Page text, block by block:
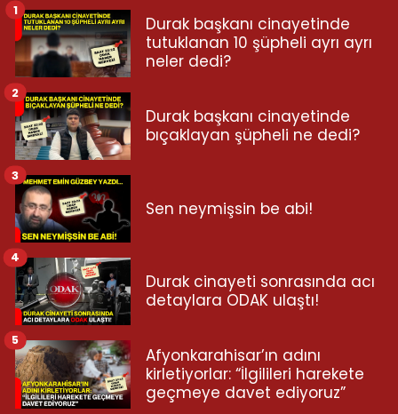
Durak başkanı cinayetinde
tutuklanan 10 şüpheli ayrı ayrı
neler dedi?
1
Durak başkanı cinayetinde
bıçaklayan şüpheli ne dedi?
2
Sen neymişsin be abi!
3
Durak cinayeti sonrasında acı
detaylara ODAK ulaştı!
4
Afyonkarahisar’ın adını
kirletiyorlar: “İlgilileri harekete
geçmeye davet ediyoruz”
5